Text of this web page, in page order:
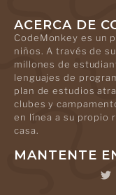
ACERCA DE
CodeMonkey es un
niños. A través de
millones de
lenguajes de
plan de estudios
clubes y
en línea a su propio
casa.
MANTENTE